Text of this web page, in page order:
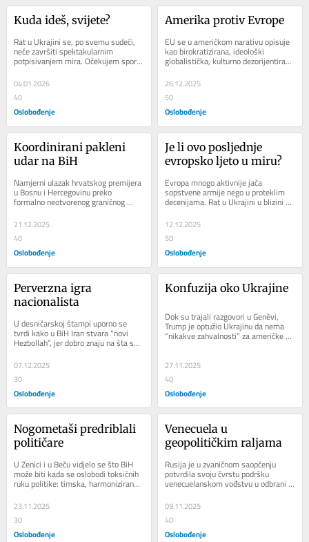
Kuda ideš, svijete?
Rat u Ukrajini se, po svemu sudeći,
neće završiti spektakularnim
potpisivanjem mira. Očekujem sporo
iscrpljivanje i političko trgovanje. U
svakom...
04.01.2026
40
Oslobođenje
Amerika protiv Evrope
EU se u američkom narativu opisuje
kao birokratizirana, ideološki
globalistička, kulturno dezorijentirana
i nesposobna da zaštiti vlastite
granice...
26.12.2025
50
Oslobođenje
Koordinirani pakleni
udar na BiH
Namjerni ulazak hrvatskog premijera
u Bosnu i Hercegovinu preko
formalno neotvorenog graničnog
prijelaza u Bosanskoj Gradišci nije
radoznalost, kako...
21.12.2025
40
Oslobođenje
Je li ovo posljednje
evropsko ljeto u miru?
Evropa mnogo aktivnije jača
sopstvene armije nego u proteklim
decenijama. Rat u Ukrajini u blizini
njihovih granica se odvija
nesmanjenom žestinom,...
12.12.2025
50
Oslobođenje
Perverzna igra
nacionalista
U desničarskoj štampi uporno se
tvrdi kako u BiH Iran stvara “novi
Hezbollah”, jer dobro znaju na šta su
Amerikanci osjetljivi. Pišu tako o...
07.12.2025
30
Oslobođenje
Konfuzija oko Ukrajine
Dok su trajali razgovori u Genèvi,
Trump je optužio Ukrajinu da nema
“nikakve zahvalnosti” za američke
27.11.2025
40
Oslobođenje
Nogometaši predriblali
političare
U Zenici i u Beču vidjelo se što BiH
može biti kada se oslobodi toksičnih
ruku politike: timska, harmonizirana,
hrabra zemlja u kojoj...
23.11.2025
30
Oslobođenje
Venecuela u
geopolitičkim raljama
Rusija je u zvaničnom saopćenju
potvrdila svoju čvrstu podršku
venecuelanskom vođstvu u odbrani
Caracasu...
09.11.2025
40
Oslobođenje